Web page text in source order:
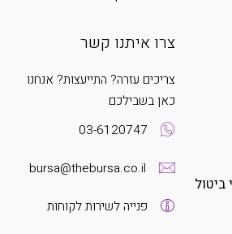
צרו איתנו קשר
צריכים עזרה? התייעצות? אנחנו
כאן בשבילכם
03-6120747
bursa@thebursa.co.il
פנייה לשירות לקוחות